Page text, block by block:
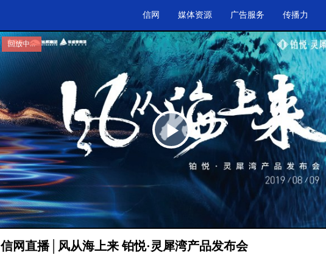
回放中...
信网 媒体资源 广告服务 传播力
Play
Video
信网直播│风从海上来 铂悦·灵犀湾产品发布会